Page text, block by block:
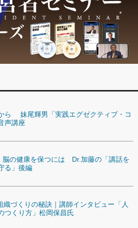
ら 妹尾輝男「実践エグゼクティブ・コ
声講座
脳の健康を保つには Dr.加藤の「講話を
る」後編
織づくりの秘訣｜講師インタビュー「人
つくり方」松岡保昌氏